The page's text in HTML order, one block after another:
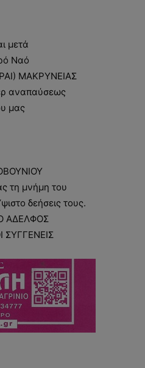
μετά
Ναό
ΜΑΚΡΥΝΕΙΑΣ
αναπαύσεως
μας
τη μνήμη του
δεήσεις τους.
ΑΔΕΛΦΟΣ
ΣΥΓΓΕΝΕΙΣ